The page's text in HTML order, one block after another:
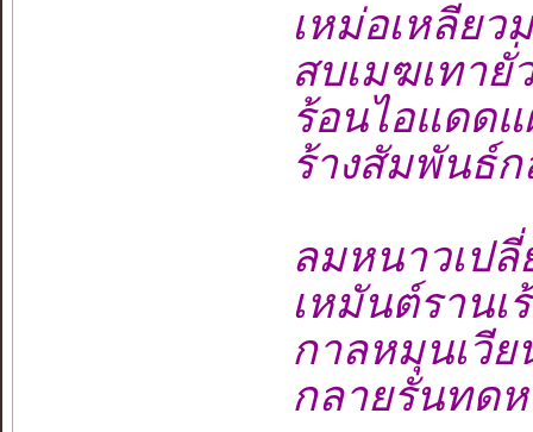
เหม่อเหลียวม
สบเมฆเทายั่
ร้อนไอแดดแ
ร้างสัมพันธ์ก
ลมหนาวเปลี่
เหมันต์รานเ
กาลหมุนเวีย
กลายรันทดห